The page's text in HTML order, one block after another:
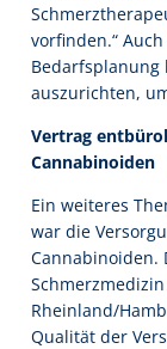
vorfinden.“
Bedarfsplanung
auszurichten,
Vertrag
Cannabinoiden
Ein weiteres
war die
Cannabinoiden.
Rheinland/
Qualität der